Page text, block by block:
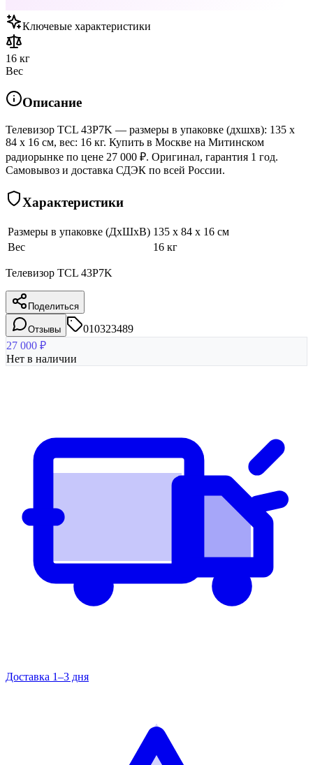
Ключевые характеристики
16 кг
Вес
Описание
Телевизор TCL 43P7K — размеры в упаковке (дхшхв): 135 x
84 x 16 см, вес: 16 кг. Купить в Москве на Митинском
радиорынке по цене 27 000 ₽. Оригинал, гарантия 1 год.
Самовывоз и доставка СДЭК по всей России.
Характеристики
Размеры в упаковке (ДхШхВ) 135 x 84 x 16 см
Вес
16 кг
Телевизор TCL 43P7K
Поделиться
Отзывы
010323489
27 000 ₽
Нет в наличии
Доставка 1–3 дня